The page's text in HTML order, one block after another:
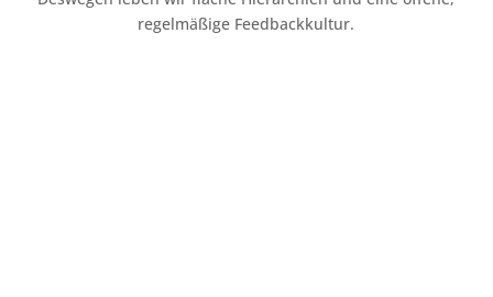
regelmäßige Feedbackkultur.